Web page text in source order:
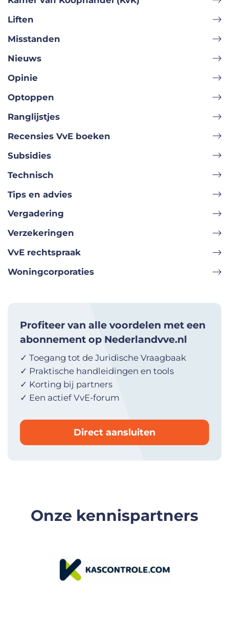
Liften
Misstanden
Nieuws
Opinie
Optoppen
Ranglijstjes
Recensies VvE boeken
Subsidies
Technisch
Tips en advies
Vergadering
Verzekeringen
VvE rechtspraak
Woningcorporaties
Profiteer van alle voordelen met een
abonnement op Nederlandvve.nl
✓ Toegang tot de Juridische Vraagbaak
✓ Praktische handleidingen en tools
✓ Korting bij partners
✓ Een actief VvE-forum
Direct aansluiten
Onze kennispartners